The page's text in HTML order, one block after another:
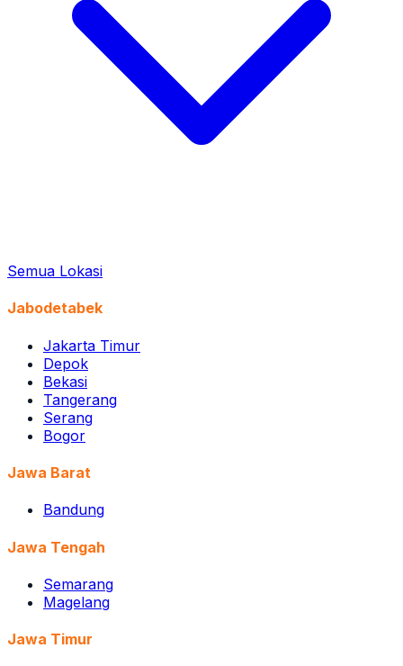
Semua Lokasi
Jabodetabek
Jakarta Timur
Depok
Bekasi
Tangerang
Serang
Bogor
Jawa Barat
Bandung
Jawa Tengah
Semarang
Magelang
Jawa Timur